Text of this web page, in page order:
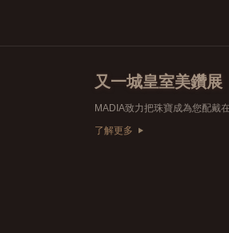
又一城皇室美鑽展
了解更多